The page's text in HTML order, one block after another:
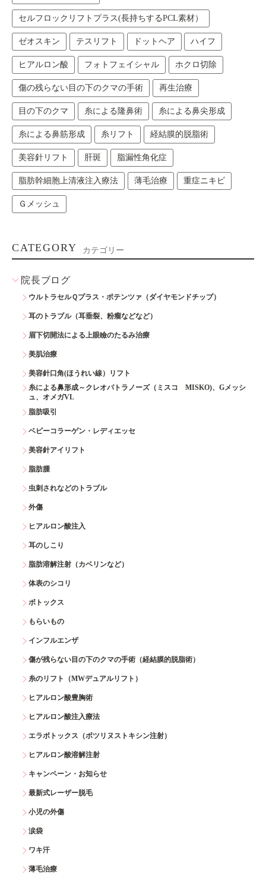
セルフロックリフトプラス(長持ちするPCL素材）
ゼオスキン テスリフト ドットヘア ハイフ
ヒアルロン酸 フォトフェイシャル ホクロ切除
傷の残らない目の下のクマの手術 再生治療
目の下のクマ 糸による隆鼻術 糸による鼻尖形成
糸による鼻筋形成 糸リフト 経結膜的脱脂術
美容針リフト 肝斑 脂漏性角化症
脂肪幹細胞上清液注入療法 薄毛治療 重症ニキビ
Ｇメッシュ
CATEGORY カテゴリー
院長ブログ
ウルトラセルＱプラス・ポテンツァ（ダイヤモンドチップ）
耳のトラブル（耳垂裂、粉瘤などなど）
眉下切開法による上眼瞼のたるみ治療
美肌治療
美容針口角(ほうれい線）リフト
糸による鼻形成～クレオパトラノーズ（ミスコ MISKO)、Gメッシ
ュ、オメガVL
脂肪吸引
ベビーコラーゲン・レディエッセ
美容針アイリフト
脂肪腫
虫刺されなどのトラブル
外傷
ヒアルロン酸注入
耳のしこり
脂肪溶解注射（カベリンなど）
体表のシコリ
ボトックス
もらいもの
インフルエンザ
傷が残らない目の下のクマの手術（経結膜的脱脂術）
糸のリフト（MWデュアルリフト）
ヒアルロン酸豊胸術
ヒアルロン酸注入療法
エラボトックス（ボツリヌストキシン注射）
ヒアルロン酸溶解注射
キャンペーン・お知らせ
最新式レーザー脱毛
小児の外傷
涙袋
ワキ汗
薄毛治療